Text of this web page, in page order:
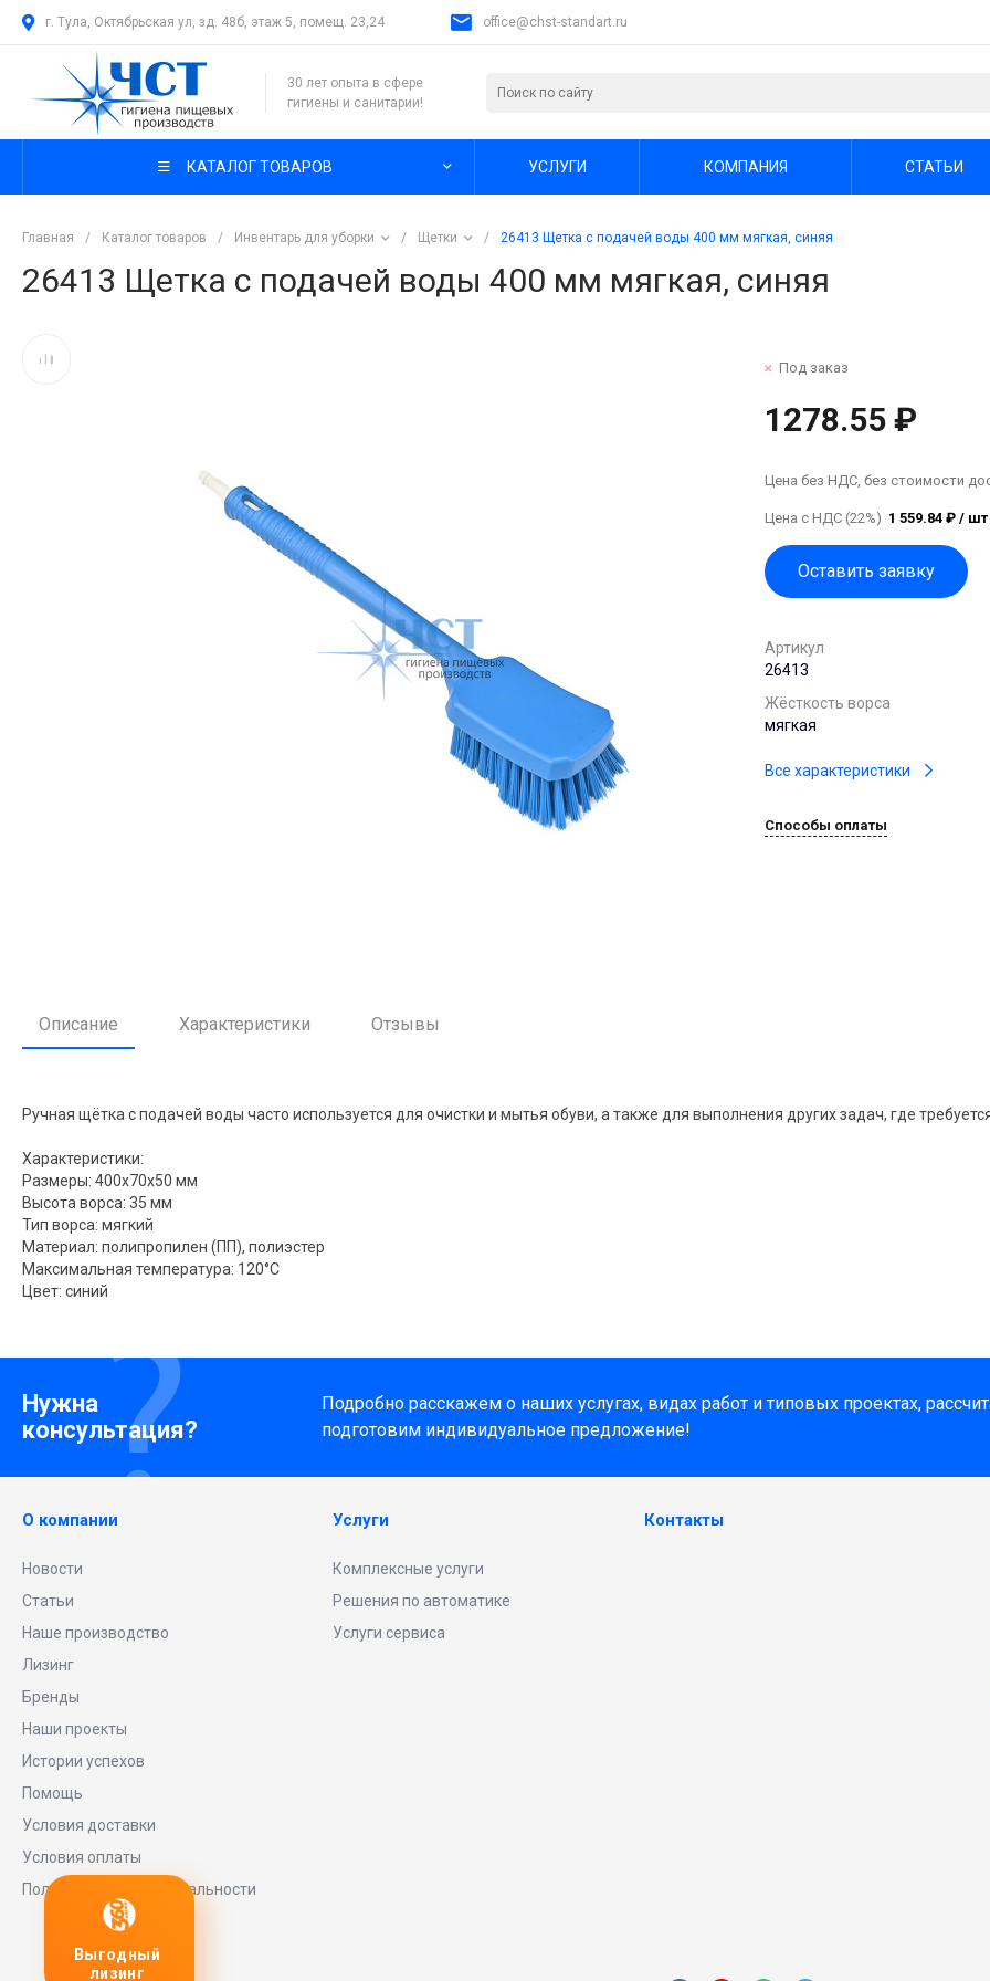
г. Тула, Октябрьская ул, зд. 48б, этаж 5, помещ. 23,24 office@chst-standart.ru
30 лет опыта в сфере
гигиены и санитарии!
КАТАЛОГ ТОВАРОВ УСЛУГИ КОМПАНИЯ СТАТЬИ
Главная / Каталог товаров / Инвентарь для уборки / Щетки / 26413 Щетка с подачей воды 400 мм мягкая, синяя
26413 Щетка с подачей воды 400 мм мягкая, синяя
Под заказ
1278.55 ₽
Цена без НДС, без стоимости
Цена с НДС (22%) 1 559.84 ₽ / шт
Оставить заявку
Артикул
26413
Жёсткость ворса
мягкая
Все характеристики
Способы оплаты
Описание Характеристики Отзывы
Ручная щётка с подачей воды часто используется для очистки и мытья обуви, а также для выполнения других задач, где
Характеристики:
Размеры: 400х70х50 мм
Высота ворса: 35 мм
Тип ворса: мягкий
Материал: полипропилен (ПП), полиэстер
Максимальная температура: 120°С
Цвет: синий
Нужна
консультация?
Подробно расскажем о наших услугах, видах работ и типовых проектах,
подготовим индивидуальное предложение!
О компании
Новости
Статьи
Наше производство
Лизинг
Бренды
Наши проекты
Истории успехов
Помощь
Условия доставки
Условия оплаты
Политика конфиденциальности
Услуги
Комплексные услуги
Решения по автоматике
Услуги сервиса
Контакты
Любое
оборудование